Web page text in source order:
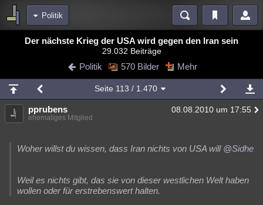
Politik
Bereiche
Diskussionen Blogs Videos
Chat Wiki Neuigkeiten
meine Rubriken
Menschen Wissenschaft Mystery Kriminalfälle
weitere Rubriken
Philosophie Träume Orte Esoterik
Der nächste Krieg der USA wird gegen den Iran sein
29.032 Beiträge
Politik 570 Bilder Mehr
Seite 113 / 1.470
pprubens 08.08.2010 um 17:55
ehemaliges Mitglied
Woher willst du wissen, dass Iran nichts von USA will @Sidhe
Weil es nichts gibt, das sie von dieser westlichen Welt haben
wollen oder für erstrebenswert halten.